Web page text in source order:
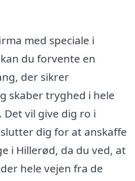
med speciale i
du forvente en
der sikrer
skaber tryghed i hele
vil give dig ro i
dig for at anskaffe
i Hillerød, da du ved, at
hele vejen fra de